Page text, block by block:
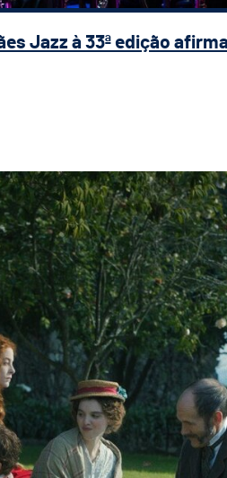
Jazz à 33ª edição
exibição d’ "O Pior